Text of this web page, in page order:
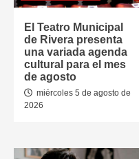
El Teatro Municipal
de Rivera presenta
una variada agenda
cultural para el mes
de agosto
miércoles 5 de agosto de
2026